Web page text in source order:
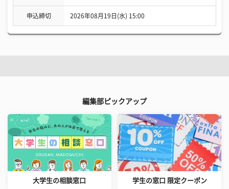
申込締切 2026年08月19日(水) 15:00
編集部ピックアップ
大学生の相談窓口 学生の窓口 限定クーポン